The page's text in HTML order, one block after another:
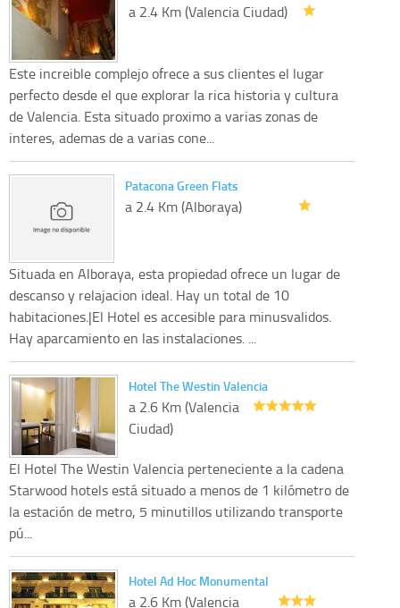
a 2.4 Km (Valencia Ciudad)
Este increible complejo ofrece a sus clientes el lugar
perfecto desde el que explorar la rica historia y cultura
de Valencia. Esta situado proximo a varias zonas de
interes, ademas de a varias cone...
Patacona Green Flats
a 2.4 Km (Alboraya)
Situada en Alboraya, esta propiedad ofrece un lugar de
descanso y relajacion ideal. Hay un total de 10
habitaciones.|El Hotel es accesible para minusvalidos.
Hay aparcamiento en las instalaciones. ...
Hotel The Westin Valencia
a 2.6 Km (Valencia
Ciudad)
El Hotel The Westin Valencia perteneciente a la cadena
Starwood hotels está situado a menos de 1 kilómetro de
la estación de metro, 5 minutillos utilizando transporte
pú...
Hotel Ad Hoc Monumental
a 2.6 Km (Valencia